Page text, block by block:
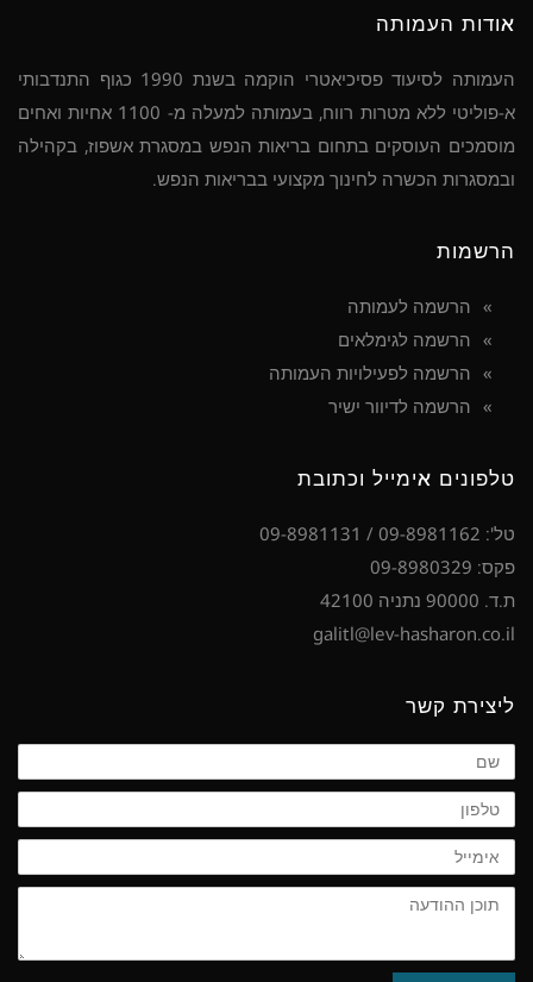
אודות העמותה
העמותה לסיעוד פסיכיאטרי הוקמה בשנת 1990 כגוף התנדבותי
א-פוליטי ללא מטרות רווח, בעמותה למעלה מ- 1100 אחיות ואחים
מוסמכים העוסקים בתחום בריאות הנפש במסגרת אשפוז, בקהילה
ובמסגרות הכשרה לחינוך מקצועי בבריאות הנפש.
הרשמות
הרשמה לעמותה
הרשמה לגימלאים
הרשמה לפעילויות העמותה
הרשמה לדיוור ישיר
טלפונים אימייל וכתובת
טל': 09-8981162 / 09-8981131
פקס: 09-8980329
ת.ד. 90000 נתניה 42100
galitl@lev-hasharon.co.il
ליצירת קשר
שם
טלפון
אימייל
תוכן
ההודעה